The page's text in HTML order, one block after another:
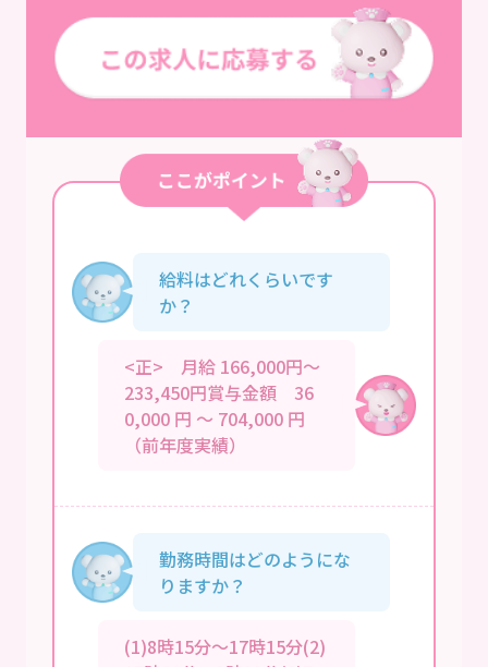
給料はどれくらいです
か？
<正> 月給 166,000円～
233,450円賞与金額 36
0,000 円 ～ 704,000 円
（前年度実績）
勤務時間はどのようにな
りますか？
(1)8時15分～17時15分(2)